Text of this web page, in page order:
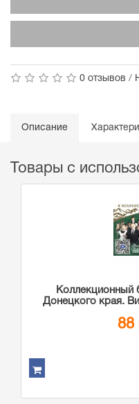
0 отзывов /
Описание
Товары с
Коллекционный
Донецкого края.
88